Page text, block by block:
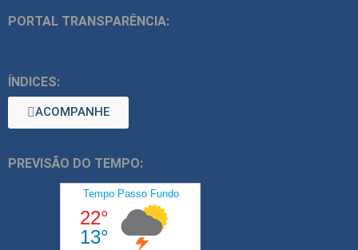
PORTAL TRANSPARÊNCIA:
ÍNDICES:
ACOMPANHE
PREVISÃO DO TEMPO: